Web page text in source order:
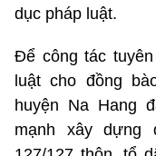
dục pháp luật.
Để công tác
luật cho đồng
huyện Na Hang
mạnh xây